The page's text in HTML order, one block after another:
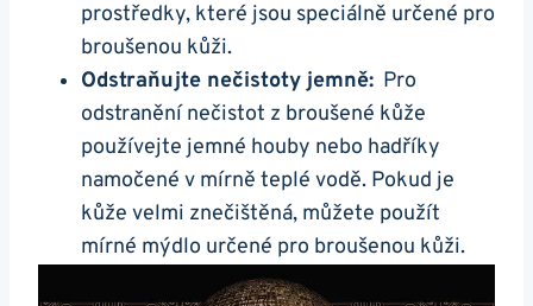
⁢prostředky, které jsou speciálně určené pro
broušenou kůži.
Odstraňujte nečistoty jemně: ‍ Pro
odstranění nečistot z broušené kůže
používejte jemné houby nebo ⁣hadříky
namočené v‌ mírně teplé vodě. Pokud je
kůže velmi znečištěná, můžete použít
mírné mýdlo‌ určené pro broušenou kůži.